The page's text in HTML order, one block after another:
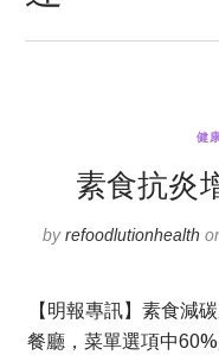
健
素食抗炎
byrefoodlutionhealth
【明報專訊】素食減
餐廳，菜單選項中